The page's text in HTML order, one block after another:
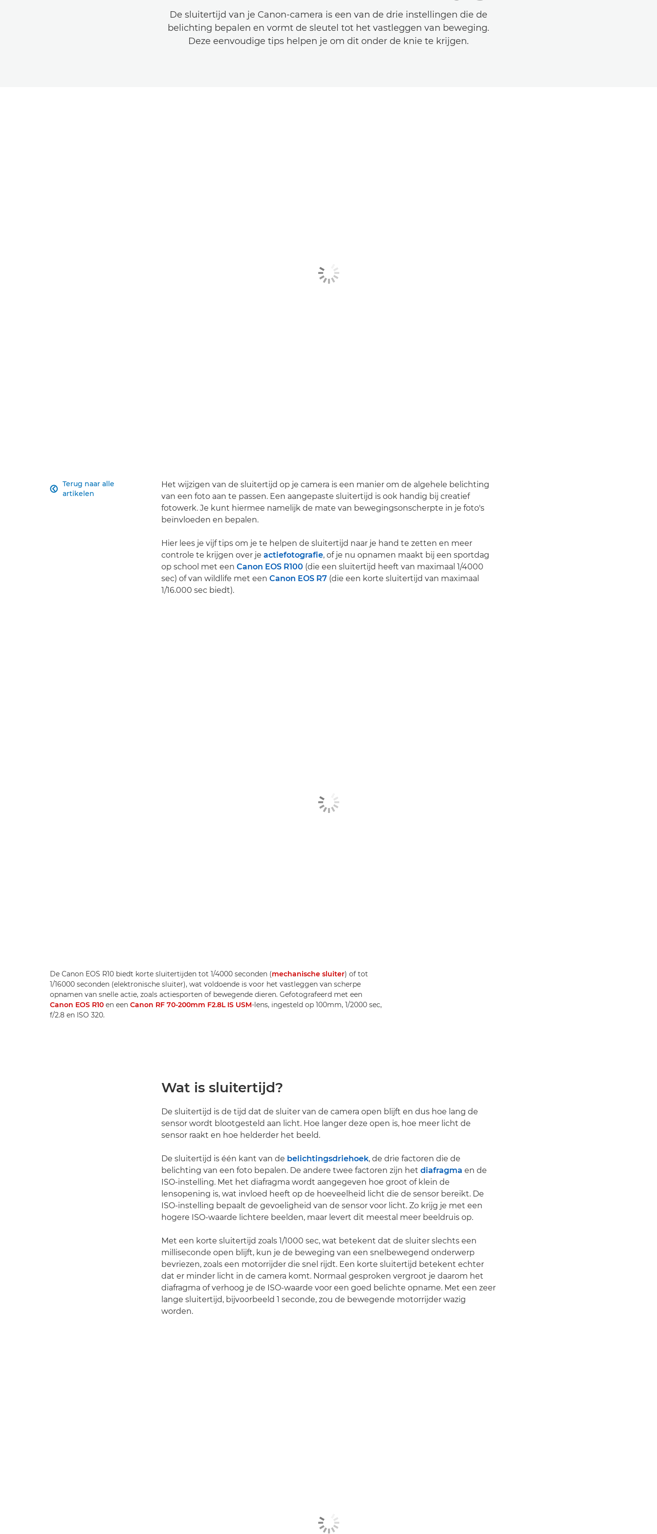
De sluitertijd van je Canon-camera is een van de drie instellingen die de
belichting bepalen en vormt de sleutel tot het vastleggen van beweging.
Deze eenvoudige tips helpen je om dit onder de knie te krijgen.
Terug naar alle
artikelen

Het wijzigen van de sluitertijd op je camera is een manier om de algehele belichting
van een foto aan te passen. Een aangepaste sluitertijd is ook handig bij creatief
fotowerk. Je kunt hiermee namelijk de mate van bewegingsonscherpte in je foto's
beïnvloeden en bepalen.
Hier lees je vijf tips om je te helpen de sluitertijd naar je hand te zetten en meer
controle te krijgen over je actiefotografie, of je nu opnamen maakt bij een sportdag
op school met een Canon EOS R100 (die een sluitertijd heeft van maximaal 1/4000
sec) of van wildlife met een Canon EOS R7 (die een korte sluitertijd van maximaal
1/16.000 sec biedt).
De Canon EOS R10 biedt korte sluitertijden tot 1/4000 seconden (mechanische sluiter) of tot
1/16000 seconden (elektronische sluiter), wat voldoende is voor het vastleggen van scherpe
opnamen van snelle actie, zoals actiesporten of bewegende dieren. Gefotografeerd met een
Canon EOS R10 en een Canon RF 70-200mm F2.8L IS USM-lens, ingesteld op 100mm, 1/2000 sec,
f/2.8 en ISO 320.
Wat is sluitertijd?
De sluitertijd is de tijd dat de sluiter van de camera open blijft en dus hoe lang de
sensor wordt blootgesteld aan licht. Hoe langer deze open is, hoe meer licht de
sensor raakt en hoe helderder het beeld.
De sluitertijd is één kant van de belichtingsdriehoek, de drie factoren die de
belichting van een foto bepalen. De andere twee factoren zijn het diafragma en de
ISO-instelling. Met het diafragma wordt aangegeven hoe groot of klein de
lensopening is, wat invloed heeft op de hoeveelheid licht die de sensor bereikt. De
ISO-instelling bepaalt de gevoeligheid van de sensor voor licht. Zo krijg je met een
hogere ISO-waarde lichtere beelden, maar levert dit meestal meer beeldruis op.
Met een korte sluitertijd zoals 1/1000 sec, wat betekent dat de sluiter slechts een
milliseconde open blijft, kun je de beweging van een snelbewegend onderwerp
bevriezen, zoals een motorrijder die snel rijdt. Een korte sluitertijd betekent echter
dat er minder licht in de camera komt. Normaal gesproken vergroot je daarom het
diafragma of verhoog je de ISO-waarde voor een goed belichte opname. Met een zeer
lange sluitertijd, bijvoorbeeld 1 seconde, zou de bewegende motorrijder wazig
worden.